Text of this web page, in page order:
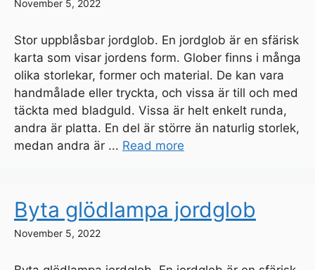
November 5, 2022
Stor uppblåsbar jordglob. En jordglob är en sfärisk
karta som visar jordens form. Glober finns i många
olika storlekar, former och material. De kan vara
handmålade eller tryckta, och vissa är till och med
täckta med bladguld. Vissa är helt enkelt runda,
andra är platta. En del är större än naturlig storlek,
medan andra är ... Read more
Byta glödlampa jordglob
November 5, 2022